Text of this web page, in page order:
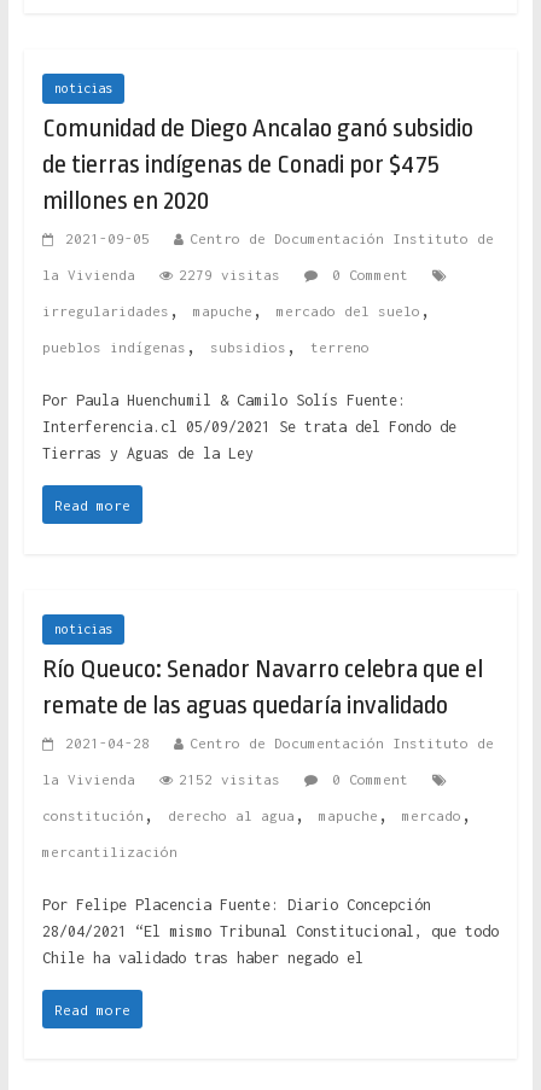
noticias
Comunidad de Diego Ancalao ganó subsidio
de tierras indígenas de Conadi por $475
millones en 2020
2021-09-05 Centro de Documentación Instituto de
la Vivienda 2279 visitas 0 Comment
irregularidades , mapuche , mercado del suelo ,
pueblos indígenas , subsidios , terreno
Por Paula Huenchumil & Camilo Solís Fuente:
Interferencia.cl 05/09/2021 Se trata del Fondo de
Tierras y Aguas de la Ley
Read more
noticias
Río Queuco: Senador Navarro celebra que el
remate de las aguas quedaría invalidado
2021-04-28 Centro de Documentación Instituto de
la Vivienda 2152 visitas 0 Comment
constitución , derecho al agua , mapuche , mercado ,
mercantilización
Por Felipe Placencia Fuente: Diario Concepción
28/04/2021 “El mismo Tribunal Constitucional, que todo
Chile ha validado tras haber negado el
Read more